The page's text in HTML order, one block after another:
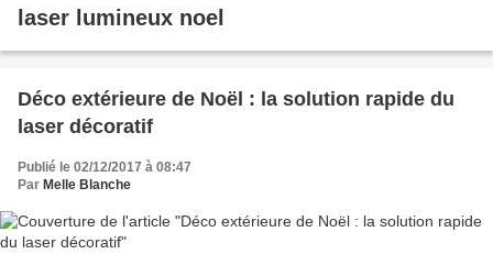
laser lumineux noel
Déco extérieure de Noël : la solution rapide du
laser décoratif
Publié le 02/12/2017 à 08:47
Par Melle Blanche